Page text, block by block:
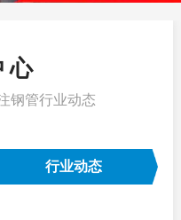
心
钢管行业动态
行业动态